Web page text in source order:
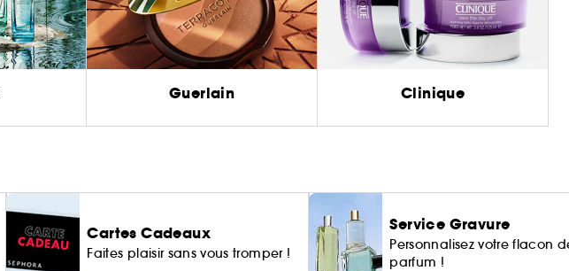
Guerlain Clinique
Cartes Cadeaux
Faites plaisir sans vous tromper !
Service Gravure
Personnalisez votre flacon
parfum !